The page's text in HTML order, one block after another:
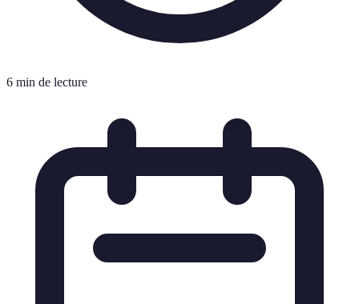
6 min de lecture